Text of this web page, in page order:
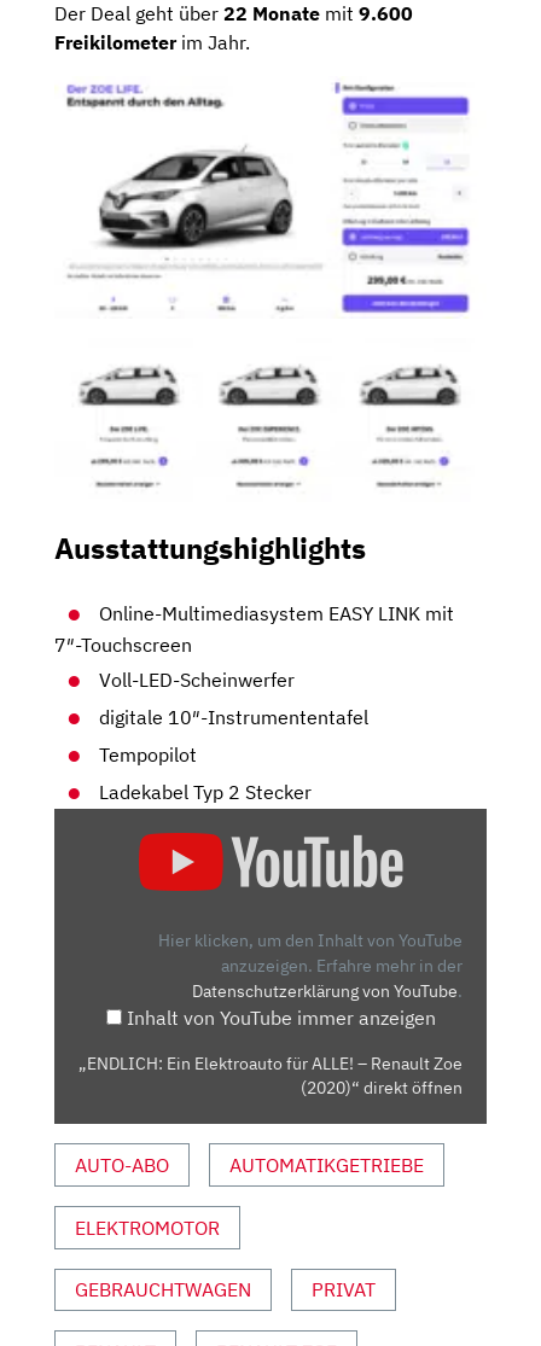
Der Deal geht über 22 Monate mit 9.600
Freikilometerim Jahr.
Ausstattungshighlights
Online-Multimediasystem EASY LINK mit
7″-Touchscreen
Voll-LED-Scheinwerfer
digitale 10″-Instrumententafel
Tempopilot
Ladekabel Typ 2 Stecker
ELEKTROAUTO
(2020)“
ANZEIGEN
Hier klicken, um den Inhalt von YouTube
anzuzeigen. Erfahre mehr in der
Datenschutzerklärung von YouTube.
Inhalt von YouTube immer anzeigen
„ENDLICH: Ein Elektroauto für ALLE! – Renault Zoe
(2020)“ direkt öffnen
AUTO-ABO AUTOMATIKGETRIEBE
ELEKTROMOTOR
GEBRAUCHTWAGEN PRIVAT